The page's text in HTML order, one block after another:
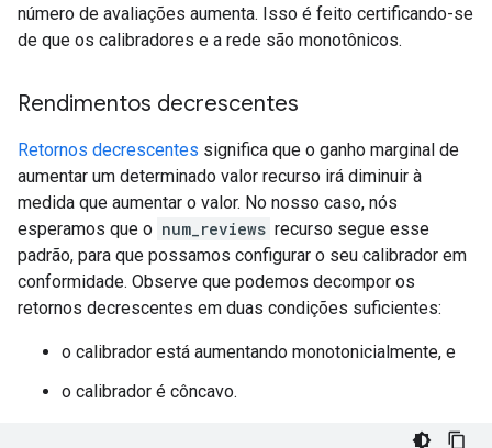
número de avaliações aumenta. Isso é feito certificando-se
de que os calibradores e a rede são monotônicos.
Rendimentos decrescentes
Retornos decrescentes significa que o ganho marginal de
aumentar um determinado valor recurso irá diminuir à
medida que aumentar o valor. No nosso caso, nós
esperamos que o num_reviews recurso segue esse
padrão, para que possamos configurar o seu calibrador em
conformidade. Observe que podemos decompor os
retornos decrescentes em duas condições suficientes:
o calibrador está aumentando monotonicialmente, e
o calibrador é côncavo.